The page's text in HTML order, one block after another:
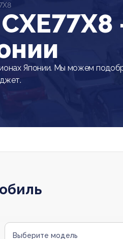
Японии. Мы можем
Выберите модель